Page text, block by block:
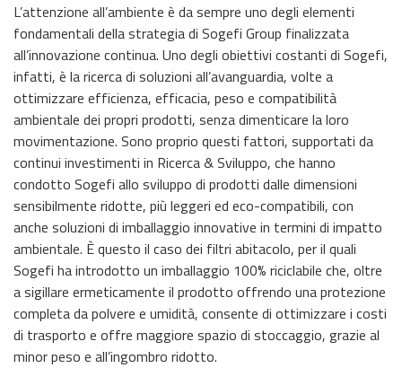
L’attenzione all’ambiente è da sempre uno degli elementi
fondamentali della strategia di Sogefi Group finalizzata
all’innovazione continua. Uno degli obiettivi costanti di Sogefi,
infatti, è la ricerca di soluzioni all’avanguardia, volte a
ottimizzare efficienza, efficacia, peso e compatibilità
ambientale dei propri prodotti, senza dimenticare la loro
movimentazione. Sono proprio questi fattori, supportati da
continui investimenti in Ricerca & Sviluppo, che hanno
condotto Sogefi allo sviluppo di prodotti dalle dimensioni
sensibilmente ridotte, più leggeri ed eco-compatibili, con
anche soluzioni di imballaggio innovative in termini di impatto
ambientale. È questo il caso dei filtri abitacolo, per il quali
Sogefi ha introdotto un imballaggio 100% riciclabile che, oltre
a sigillare ermeticamente il prodotto offrendo una protezione
completa da polvere e umidità, consente di ottimizzare i costi
di trasporto e offre maggiore spazio di stoccaggio, grazie al
minor peso e all’ingombro ridotto.